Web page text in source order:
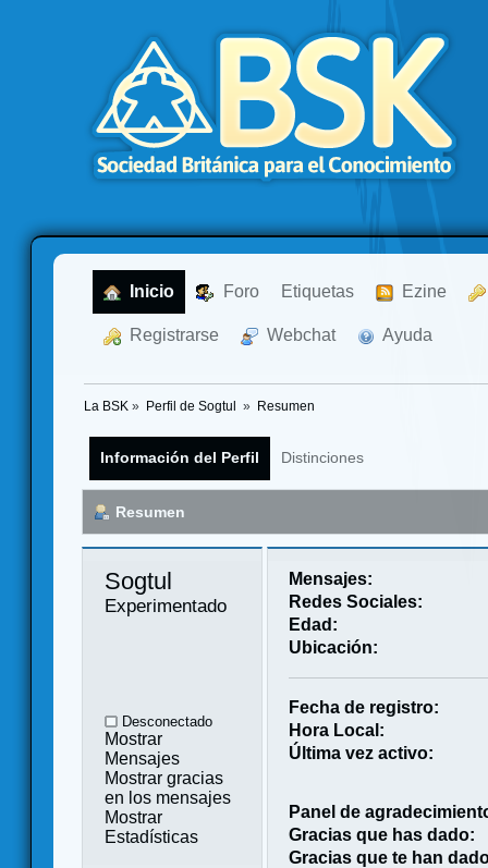
Inicio Foro Etiquetas Ezine
Registrarse Webchat Ayuda
La BSK » Perfil de Sogtul » Resumen
Información del Perfil Distinciones
Resumen
Sogtul
Experimentado
Desconectado
Mostrar
Mensajes
Mostrar gracias
en los mensajes
Mostrar
Estadísticas
Mensajes:
Redes Sociales:
Edad:
Ubicación:
Fecha de registro:
Hora Local:
Última vez activo:
Panel de
Gracias que has dado:
Gracias que te han